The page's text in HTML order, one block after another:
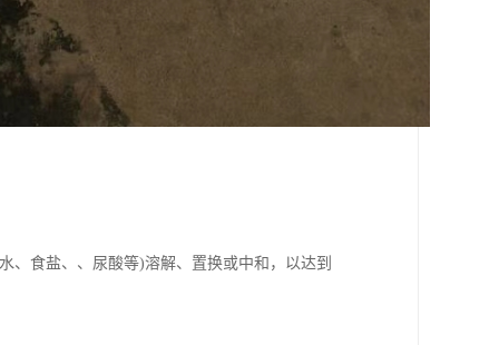
、食盐、、尿酸等)溶解、置换或中和，以达到